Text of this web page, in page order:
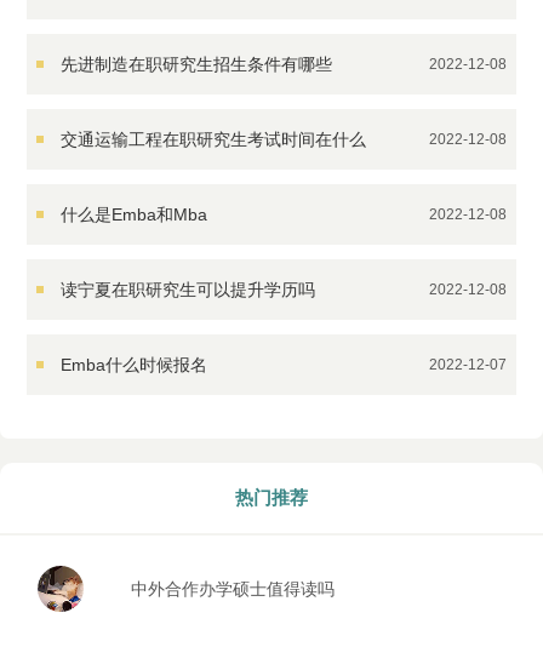
先进制造在职研究生招生条件有哪些 2022-12-08
交通运输工程在职研究生考试时间在什么 2022-12-08
什么是Emba和Mba 2022-12-08
读宁夏在职研究生可以提升学历吗 2022-12-08
Emba什么时候报名 2022-12-07
热门推荐
中外合作办学硕士值得读吗